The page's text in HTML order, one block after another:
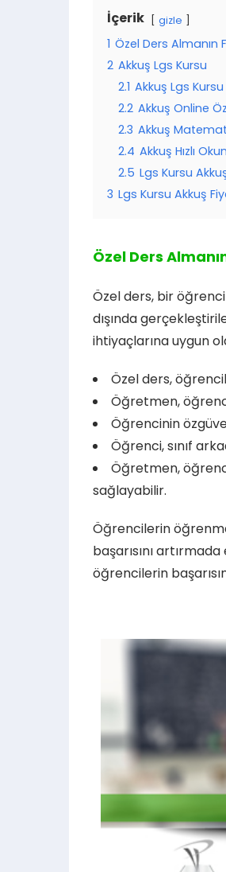
İçerik gizle
1 Özel Ders Almanın
2 Akkuş Lgs Kursu
2.1 Akkuş Lgs
2.2 Akkuş Online
2.3 Akkuş
2.4 Akkuş Hızlı
2.5 Lgs Kursu
3 Lgs Kursu Akkuş
Özel Ders
Özel ders, bir
dışında
ihtiyaçlarına uygun
Özel ders,
Öğretmen,
Öğrencinin
Öğrenci, sınıf
Öğretmen,
sağlayabilir.
Öğrencilerin
başarısını
öğrencilerin